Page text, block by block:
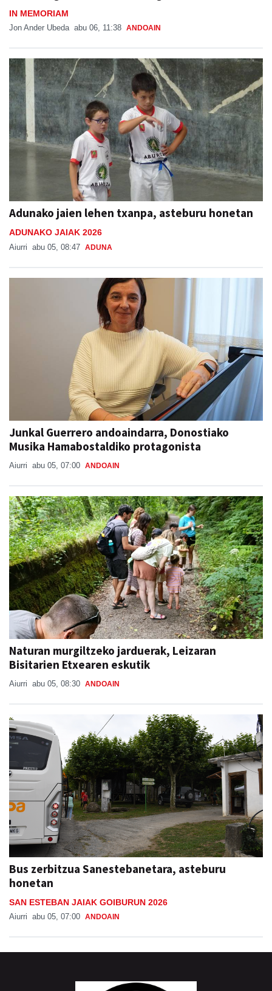
IN MEMORIAM
Jon Ander Ubeda abu 06, 11:38 ANDOAIN
Adunako jaien lehen txanpa, asteburu honetan
ADUNAKO JAIAK 2026
Aiurri abu 05, 08:47 ADUNA
Junkal Guerrero andoaindarra, Donostiako
Musika Hamabostaldiko protagonista
Aiurri abu 05, 07:00 ANDOAIN
Naturan murgiltzeko jarduerak, Leizaran
Bisitarien Etxearen eskutik
Aiurri abu 05, 08:30 ANDOAIN
Bus zerbitzua Sanestebanetara, asteburu
honetan
SAN ESTEBAN JAIAK GOIBURUN 2026
Aiurri abu 05, 07:00 ANDOAIN